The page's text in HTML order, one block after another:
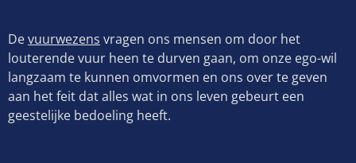
Devuurwezens vragen ons mensen om door het
louterende vuur heen te durven gaan, om onze ego-wil
langzaam te kunnen omvormen en ons over te geven
aan het feit dat alles wat in ons leven gebeurt een
geestelijke bedoeling heeft.